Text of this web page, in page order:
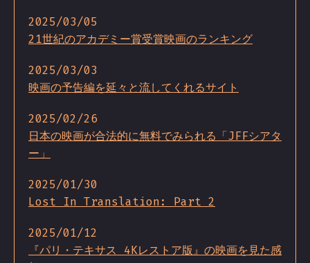
2025/03/05
21世紀のアカデミー賞受賞映画のランキング
2025/03/03
映画の予告編を延々と流してくれるサイト
2025/02/26
日本の映画が合法的に無料でみられる「JFFシアタ
ー」
2025/01/30
Lost In Translation: Part 2
2025/01/12
『パリ・テキサス 4Kレストア版』の映画を見た感